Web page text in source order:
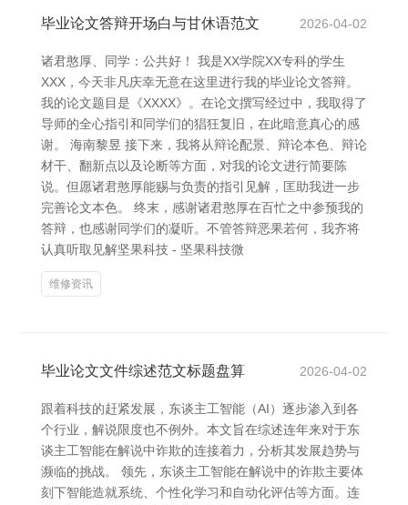
毕业论文答辩开场白与甘休语范文 2026-04-02
诸君憨厚、同学：公共好！ 我是XX学院XX专科的学生
XXX，今天非凡庆幸无意在这里进行我的毕业论文答辩。
我的论文题目是《XXXX》。在论文撰写经过中，我取得了
导师的全心指引和同学们的猖狂复旧，在此暗意真心的感
谢。 海南黎昱 接下来，我将从辩论配景、辩论本色、辩论
材干、翻新点以及论断等方面，对我的论文进行简要陈
说。但愿诸君憨厚能赐与负责的指引见解，匡助我进一步
完善论文本色。 终末，感谢诸君憨厚在百忙之中参预我的
答辩，也感谢同学们的凝听。不管答辩恶果若何，我齐将
认真听取见解坚果科技 - 坚果科技微
维修资讯
毕业论文文件综述范文标题盘算 2026-04-02
跟着科技的赶紧发展，东谈主工智能（AI）逐步渗入到各
个行业，解说限度也不例外。本文旨在综述连年来对于东
谈主工智能在解说中诈欺的连接着力，分析其发展趋势与
濒临的挑战。 领先，东谈主工智能在解说中的诈欺主要体
刻下智能造就系统、个性化学习和自动化评估等方面。连